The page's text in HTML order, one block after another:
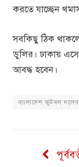
করতে যাচ্ছেন
সবকিছু ঠিক
ডুলির। ঢাকায়
আবদ্ধ হবেন।
বাংলাদেশ ফুটবল দলের